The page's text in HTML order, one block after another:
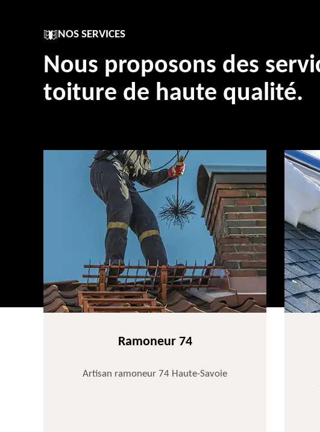
NOS SERVICES
Nous proposons des
toiture de haute qualité.
Ramoneur 74
Artisan ramoneur 74 Haute-Savoie